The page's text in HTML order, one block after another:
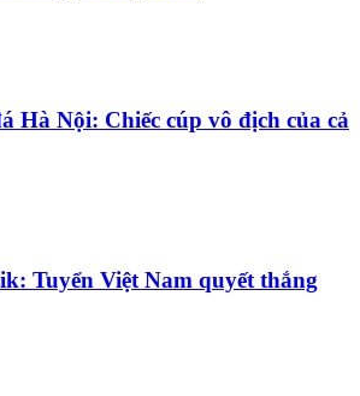
Hà Nội: Chiếc cúp vô địch của cả
Tuyển Việt Nam quyết thắng